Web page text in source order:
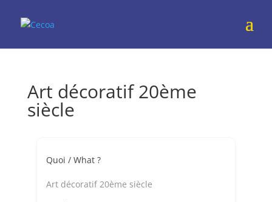
Art décoratif 20ème
siècle
Quoi / What ?
Art décoratif 20ème siècle